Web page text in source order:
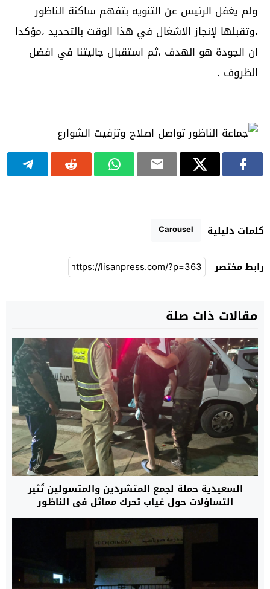
ولم يغفل الرئيس عن التنويه بتفهم ساكنة الناظور
،وتقبلها لإنجاز الاشغال في هذا الوقت بالتحديد ،مؤكدا
ان الجودة هو الهدف ،ثم استقبال جاليتنا في افضل
الظروف .
كلمات دليلية Carousel
رابط مختصر
مقالات ذات صلة
السعيدية حملة لجمع المتشردين والمتسولين تُثير
التساؤلات حول غياب تحرك مماثل في الناظور